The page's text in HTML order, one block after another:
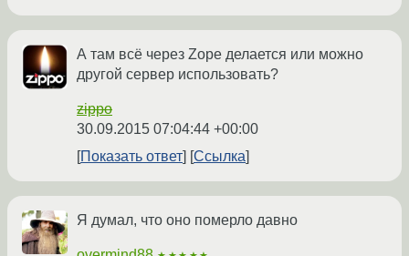
А там всё через Zope делается или можно
другой сервер использовать?
zippo
30.09.2015 07:04:44 +00:00
Показать ответ
Ссылка
Я думал, что оно померло давно